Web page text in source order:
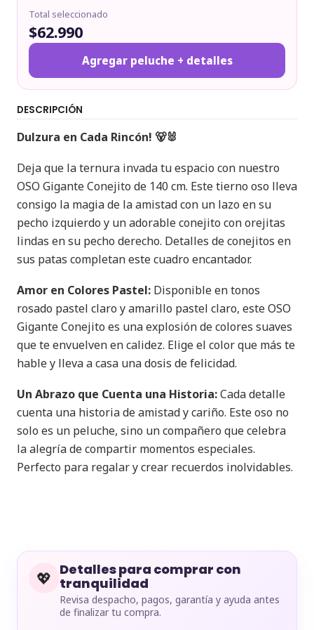
Total seleccionado
$62.990
Agregar peluche + detalles
DESCRIPCIÓN
Dulzura en Cada Rincón! 🐻🐰
Deja que la ternura invada tu espacio con nuestro
OSO Gigante Conejito de 140 cm. Este tierno oso lleva
consigo la magia de la amistad con un lazo en su
pecho izquierdo y un adorable conejito con orejitas
lindas en su pecho derecho. Detalles de conejitos en
sus patas completan este cuadro encantador.
Amor en Colores Pastel: Disponible en tonos
rosado pastel claro y amarillo pastel claro, este OSO
Gigante Conejito es una explosión de colores suaves
que te envuelven en calidez. Elige el color que más te
hable y lleva a casa una dosis de felicidad.
Un Abrazo que Cuenta una Historia:Cada detalle
cuenta una historia de amistad y cariño. Este oso no
solo es un peluche, sino un compañero que celebra
la alegría de compartir momentos especiales.
Perfecto para regalar y crear recuerdos inolvidables.
💖 Detalles para comprar con
tranquilidad
Revisa despacho, pagos, garantía y ayuda antes
de finalizar tu compra.